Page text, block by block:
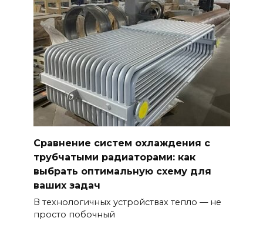
Сравнение систем охлаждения с
трубчатыми радиаторами: как
выбрать оптимальную схему для
ваших задач
В технологичных устройствах тепло — не
просто побочный